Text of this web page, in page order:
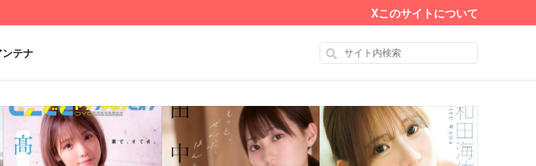
Xこのサイトについて
テナ